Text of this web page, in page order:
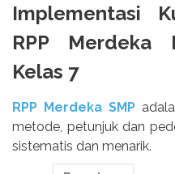
Implementasi
RPP Merdeka
Kelas 7
RPP Merdeka SMP
metode, petunjuk dan
sistematis dan menarik.